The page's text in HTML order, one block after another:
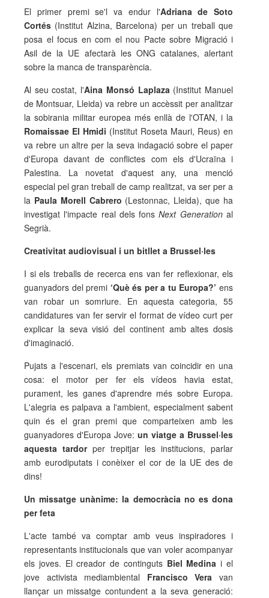
El primer premi se'l va endur l'Adriana de Soto
Cortés (Institut Alzina, Barcelona) per un treball que
posa el focus en com el nou Pacte sobre Migració i
Asil de la UE afectarà les ONG catalanes, alertant
sobre la manca de transparència.
Al seu costat, l'Aina Monsó Laplaza(Institut Manuel
de Montsuar, Lleida) va rebre un accèssit per analitzar
la sobirania militar europea més enllà de l'OTAN, i la
Romaissae El Hmidi (Institut Roseta Mauri, Reus) en
va rebre un altre per la seva indagació sobre el paper
d'Europa davant de conflictes com els d'Ucraïna i
Palestina. La novetat d'aquest any, una menció
especial pel gran treball de camp realitzat, va ser per a
la Paula Morell Cabrero (Lestonnac, Lleida), que ha
investigat l'impacte real dels fonsNext Generational
Segrià.
Creativitat audiovisual i un bitllet a Brussel·les
I si els treballs de recerca ens van fer reflexionar, els
guanyadors del premi ‘Què és per a tu Europa?’ ens
van robar un somriure. En aquesta categoria, 55
candidatures van fer servir el format de vídeo curt per
explicar la seva visió del continent amb altes dosis
d'imaginació.
Pujats a l'escenari, els premiats van coincidir en una
cosa: el motor per fer els vídeos havia estat,
purament, les ganes d'aprendre més sobre Europa.
L'alegria es palpava a l'ambient, especialment sabent
quin és el gran premi que comparteixen amb les
guanyadores d'Europa Jove: un viatge a Brussel·les
aquesta tardorper trepitjar les institucions, parlar
amb eurodiputats i conèixer el cor de la UE des de
dins!
Un missatge unànime: la democràcia no es dona
per feta
L'acte també va comptar amb veus inspiradores i
representants institucionals que van voler acompanyar
els joves. El creador de continguts Biel Medina i el
jove activista mediambiental Francisco Vera van
llançar un missatge contundent a la seva generació: